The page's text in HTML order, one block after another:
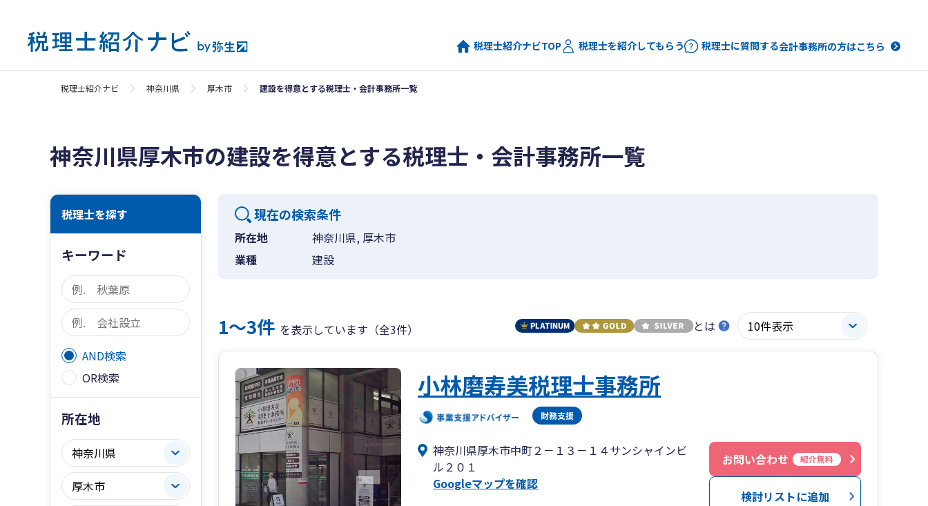
税理士紹介ナビTOP 税理士を紹介してもらう 税理士に質問する会計事務所の方はこちら
税理士紹介ナビ 神奈川県 厚木市 建設を得意とする税理士・会計事務所一覧
神奈川県厚木市の建設を得意とする税理士・会計事務所一覧
税理士を探す
キーワード
AND検索
OR検索
所在地
現在の検索条件
所在地
神奈川県, 厚木市
業種
建設
1〜3件 を表示しています（全3件） とは
小林磨寿美税理士事務所
神奈川県厚木市中町２－１３－１４サンシャインビ
ル２０１
Googleマップを確認
お問い合わせ 紹介無料
検討リストに追加